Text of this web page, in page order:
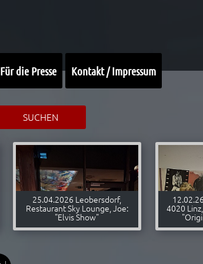
Für die Presse Kontakt / Impressum
SUCHEN
25.04.2026 Leobersdorf,
Restaurant Sky Lounge, Joe:
"Elvis Show"
4020